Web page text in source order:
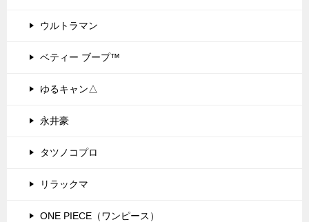
ウルトラマン
ベティー ブープ™
ゆるキャン△
永井豪
タツノコプロ
リラックマ
ONE PIECE（ワンピース）